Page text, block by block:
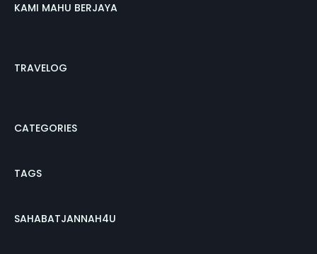
KAMI MAHU BERJAYA
TRAVELOG
CATEGORIES
TAGS
SAHABATJANNAH4U